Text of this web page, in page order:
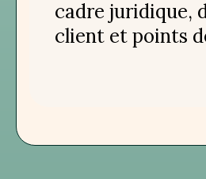
cadre juridique,
client et points